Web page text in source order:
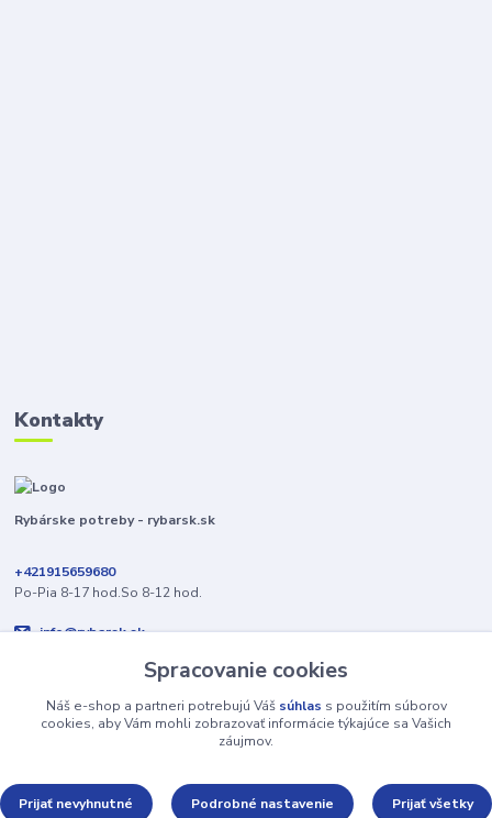
Kontakty
Rybárske potreby - rybarsk.sk
+421915659680
Po-Pia 8-17 hod.So 8-12 hod.
info@rybarsk.sk
Upravit sběr cookies.
Spracovanie cookies
Náš e-shop a partneri potrebujú Váš súhlas s použitím súborov
cookies, aby Vám mohli zobrazovať informácie týkajúce sa Vašich
záujmov.
Prijať nevyhnutné Podrobné nastavenie Prijať všetky